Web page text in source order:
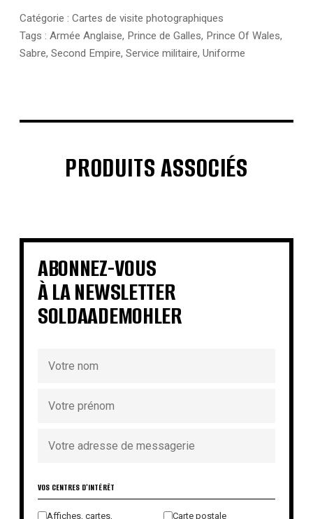
Catégorie : Cartes de visite photographiques
Tags : Armée Anglaise, Prince de Galles, Prince Of Wales,
Sabre, Second Empire, Service militaire, Uniforme
PRODUITS ASSOCIÉS
€ € €
€
€ €
€
ABONNEZ-VOUS
À LA NEWSLETTER
SOLDAADEMOHLER
VOS CENTRES D'INTÉRÊT
Affiches, cartes, Carte postale